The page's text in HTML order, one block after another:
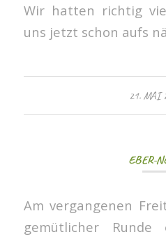
Wir hatten richtig
uns jetzt schon aufs
21. MAI
EBER-
Am vergangenen
gemütlicher Runde